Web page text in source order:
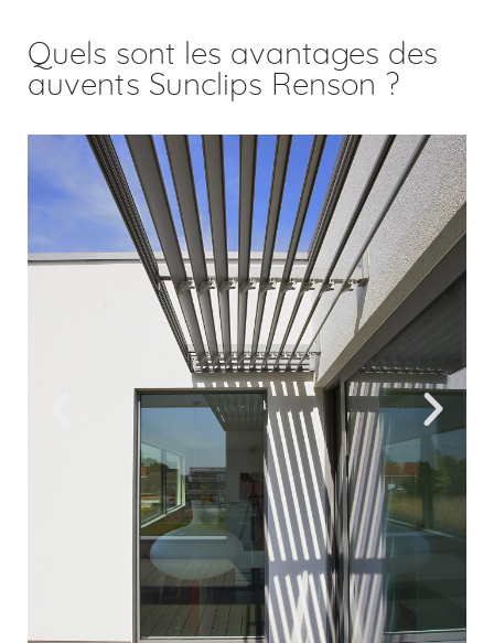
Quels sont les avantages des
auvents Sunclips Renson ?